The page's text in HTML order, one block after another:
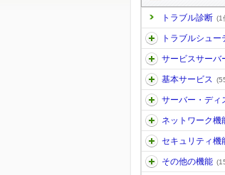
トラブル診断 (1
トラブルシュー
サービスサーバ
基本サービス
サーバー・ディ
ネットワーク機
セキュリティ機
その他の機能